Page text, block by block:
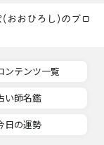
(おおひろし)のプロ
ンテンツ一覧
い師名鑑
日の運勢